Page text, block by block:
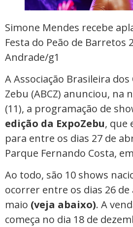
Simone Mendes recebe
Festa do Peão de Barretos
Andrade/g1
A Associação Brasileira
Zebu (ABCZ) anunciou, na
(11), a programação de
edição da ExpoZebu, que
para entre os dias 27 de
Parque Fernando Costa, em
Ao todo, são 10 shows
ocorrer entre os dias 26 de
maio (veja abaixo). A
começa no dia 18 de